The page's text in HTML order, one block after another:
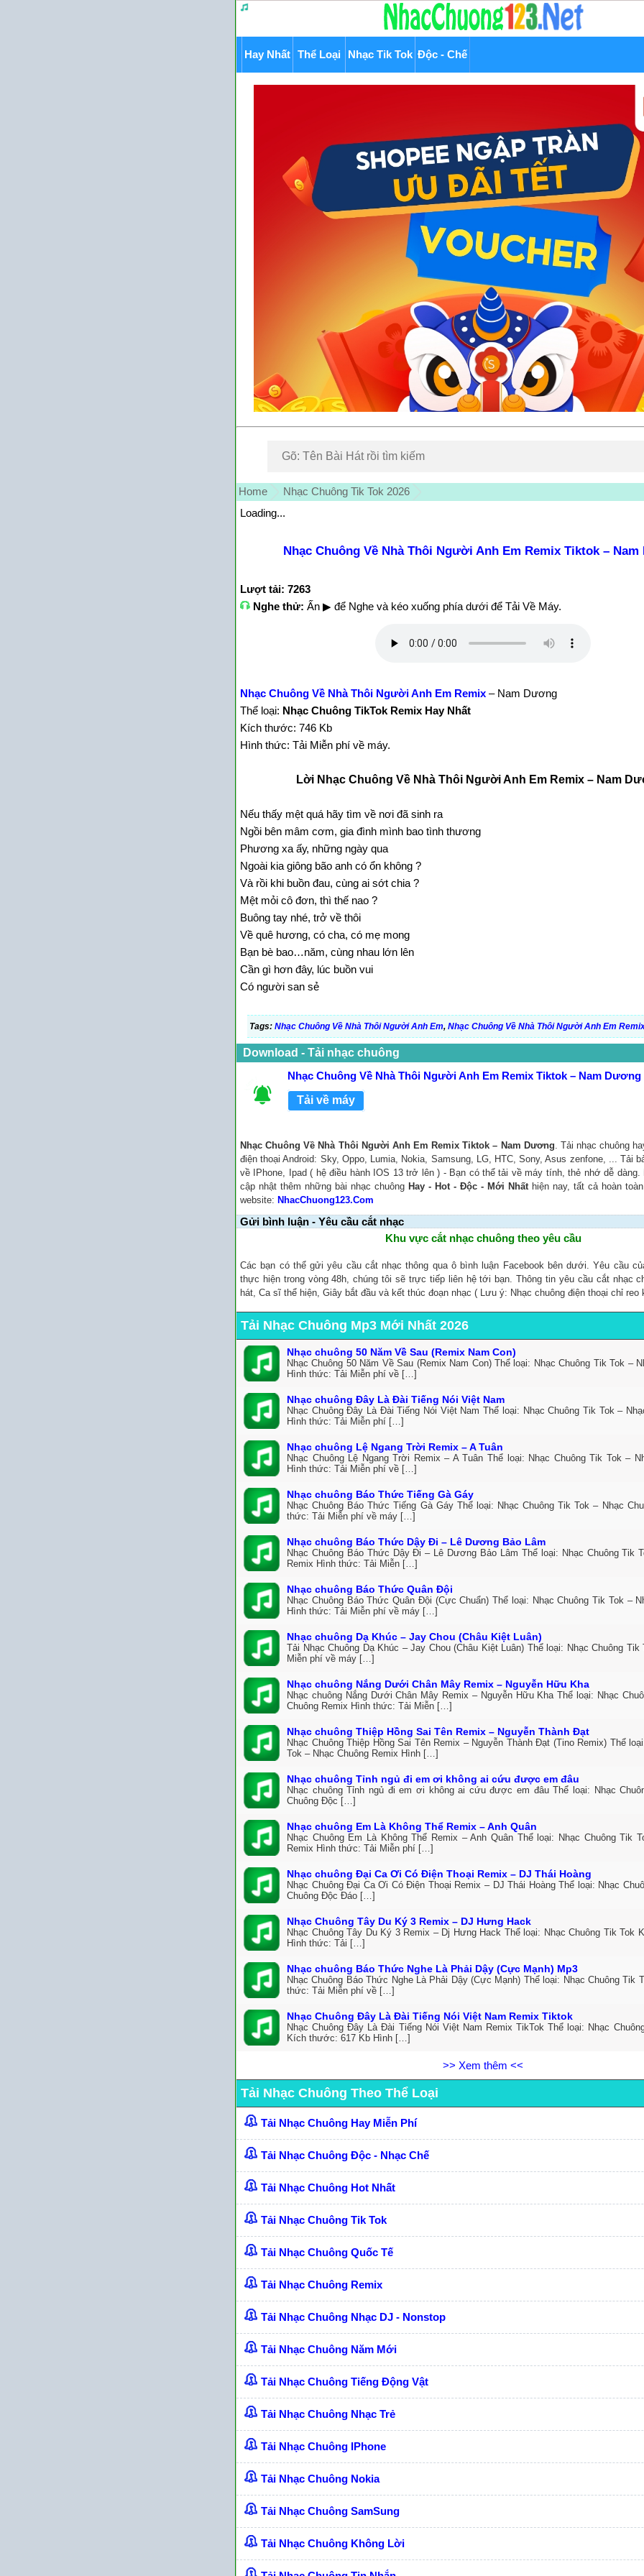
Hay Nhất Thể Loại Nhạc Tik Tok Độc - Chế
Home
Nhạc Chuông Tik Tok 2026
Loading...
Nhạc Chuông Về Nhà Thôi Người Anh Em Remix Tiktok –
Lượt tải: 7263
Nghe thử: Ấn ▶ để Nghe và kéo xuống phía dưới để Tải Về Máy.
Nhạc Chuông Về Nhà Thôi Người Anh Em Remix – Nam Dương
Thể loại: Nhạc Chuông TikTok Remix Hay Nhất
Kích thước: 746 Kb
Hình thức: Tải Miễn phí về máy.
Lời Nhạc Chuông Về Nhà Thôi Người Anh Em Remix – Nam
Nếu thấу mệt quá hãу tìm về nơi đã sinh ra
Ngồi bên mâm cơm, gia đình mình bao tình thương
Phương xa ấу, những ngàу qua
Ngoài kia giông bão anh có ổn không ?
Và rồi khi buồn đau, cùng ai sớt chia ?
Mệt mỏi cô đơn, thì thế nao ?
Buông taу nhé, trở về thôi
Về quê hương, có cha, có mẹ mong
Bạn bè bao…năm, cùng nhau lớn lên
Ϲần gì hơn đâу, lúc buồn vui
Ϲó người san sẻ
Tags: Nhạc Chuông Về Nhà Thôi Người Anh Em, Nhạc Chuông Về Nhà Thôi Người Anh Em
Download - Tải nhạc chuông
Nhạc Chuông Về Nhà Thôi Người Anh Em Remix Tiktok – Nam Dương
Tải về máy
Nhạc Chuông Về Nhà Thôi Người Anh Em Remix Tiktok – Nam Dương. Tải nhạc chuông
điện thoại Android: Sky, Oppo, Lumia, Nokia, Samsung, LG, HTC, Sony, Asus zenfone, ... Tải
về IPhone, Ipad ( hệ điều hành IOS 13 trở lên ) - Bạn có thể tải về máy tính, thẻ nhớ dễ dàng.
cập nhật thêm những bài nhạc chuông Hay - Hot - Độc - Mới Nhấthiện nay, tất cả hoàn
website: NhacChuong123.Com
Gửi bình luận - Yêu cầu cắt nhạc
Khu vực cắt nhạc chuông theo yêu cầu
Các bạn có thể gửi yêu cầu cắt nhạc thông qua ô bình luận Facebook bên dưới. Yêu cầu
thực hiện trong vòng 48h, chúng tôi sẽ trực tiếp liên hệ tới bạn. Thông tin yêu cầu cắt nhạc
hát, Ca sĩ thể hiện, Giây bắt đầu và kết thúc đoạn nhạc ( Lưu ý: Nhạc chuông điện thoại chỉ reo
Tải Nhạc Chuông Mp3 Mới Nhất 2026
Nhạc chuông 50 Năm Về Sau (Remix Nam Con)
Nhạc Chuông 50 Năm Về Sau (Remix Nam Con) Thể loại: Nhạc Chuông Tik Tok –
Hình thức: Tải Miễn phí về […]
Nhạc chuông Đây Là Đài Tiếng Nói Việt Nam
Nhạc Chuông Đây Là Đài Tiếng Nói Việt Nam Thể loại: Nhạc Chuông Tik Tok –
Hình thức: Tải Miễn phí […]
Nhạc chuông Lệ Ngang Trời Remix – A Tuân
Nhạc Chuông Lệ Ngang Trời Remix – A Tuân Thể loại: Nhạc Chuông Tik Tok –
Hình thức: Tải Miễn phí về […]
Nhạc chuông Báo Thức Tiếng Gà Gáy
Nhạc Chuông Báo Thức Tiếng Gà Gáy Thể loại: Nhạc Chuông Tik Tok – Nhạc
thức: Tải Miễn phí về máy […]
Nhạc chuông Báo Thức Dậy Đi – Lê Dương Bảo Lâm
Nhạc Chuông Báo Thức Dậy Đi – Lê Dương Bảo Lâm Thể loại: Nhạc Chuông Tik
Remix Hình thức: Tải Miễn […]
Nhạc chuông Báo Thức Quân Đội
Nhạc Chuông Báo Thức Quân Đội (Cực Chuẩn) Thể loại: Nhạc Chuông Tik Tok –
Hình thức: Tải Miễn phí về máy […]
Nhạc chuông Dạ Khúc – Jay Chou (Châu Kiệt Luân)
Tải Nhạc Chuông Dạ Khúc – Jay Chou (Châu Kiệt Luân) Thể loại: Nhạc Chuông
Miễn phí về máy […]
Nhạc chuông Nắng Dưới Chân Mây Remix – Nguyễn Hữu Kha
Nhạc chuông Nắng Dưới Chân Mây Remix – Nguyễn Hữu Kha Thể loại: Nhạc
Chuông Remix Hình thức: Tải Miễn […]
Nhạc chuông Thiệp Hồng Sai Tên Remix – Nguyễn Thành Đạt
Nhạc Chuông Thiệp Hồng Sai Tên Remix – Nguyễn Thành Đạt (Tino Remix) Thể
Tok – Nhạc Chuông Remix Hình […]
Nhạc chuông Tỉnh ngủ đi em ơi không ai cứu được em đâu
Nhạc chuông Tỉnh ngủ đi em ơi không ai cứu được em đâu Thể loại: Nhạc
Chuông Độc […]
Nhạc chuông Em Là Không Thể Remix – Anh Quân
Nhạc Chuông Em Là Không Thể Remix – Anh Quân Thể loại: Nhạc Chuông Tik
Remix Hình thức: Tải Miễn phí […]
Nhạc chuông Đại Ca Ơi Có Điện Thoại Remix – DJ Thái Hoàng
Nhạc Chuông Đại Ca Ơi Có Điện Thoại Remix – DJ Thái Hoàng Thể loại: Nhạc
Chuông Độc Đáo […]
Nhạc Chuông Tây Du Ký 3 Remix – DJ Hưng Hack
Nhạc Chuông Tây Du Ký 3 Remix – Dj Hưng Hack Thể loại: Nhạc Chuông Tik Tok
Hình thức: Tải […]
Nhạc chuông Báo Thức Nghe Là Phải Dậy (Cực Mạnh) Mp3
Nhạc Chuông Báo Thức Nghe Là Phải Dậy (Cực Mạnh) Thể loại: Nhạc Chuông Tik
thức: Tải Miễn phí về […]
Nhạc Chuông Đây Là Đài Tiếng Nói Việt Nam Remix Tiktok
Nhạc Chuông Đây Là Đài Tiếng Nói Việt Nam Remix TikTok Thể loại: Nhạc
Kích thước: 617 Kb Hình […]
>> Xem thêm <<
Tải Nhạc Chuông Theo Thể Loại
Tải Nhạc Chuông Hay Miễn Phí
Tải Nhạc Chuông Độc - Nhạc Chế
Tải Nhạc Chuông Hot Nhất
Tải Nhạc Chuông Tik Tok
Tải Nhạc Chuông Quốc Tế
Tải Nhạc Chuông Remix
Tải Nhạc Chuông Nhạc DJ - Nonstop
Tải Nhạc Chuông Năm Mới
Tải Nhạc Chuông Tiếng Động Vật
Tải Nhạc Chuông Nhạc Trẻ
Tải Nhạc Chuông IPhone
Tải Nhạc Chuông Nokia
Tải Nhạc Chuông SamSung
Tải Nhạc Chuông Không Lời